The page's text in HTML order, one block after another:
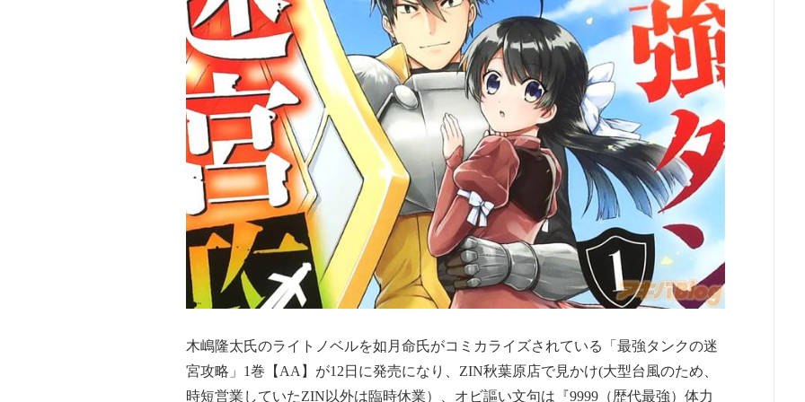
木嶋隆太氏のライトノベルを如月命氏がコミカライズされている「最強タンクの迷
宮攻略」1巻【AA】が12日に発売になり、ZIN秋葉原店で見かけ(大型台風のため、
時短営業していたZIN以外は臨時休業）、オビ謳い文句は『9999（歴代最強）体力